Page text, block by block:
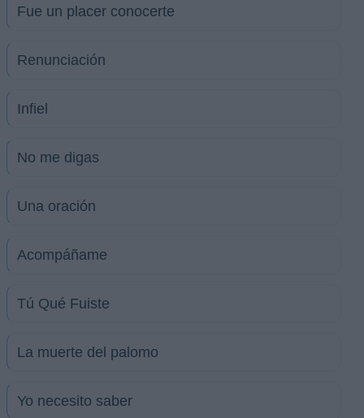
Fue un placer conocerte
Renunciación
Infiel
No me digas
Una oración
Acompáñame
Tú Qué Fuiste
La muerte del palomo
Yo necesito saber